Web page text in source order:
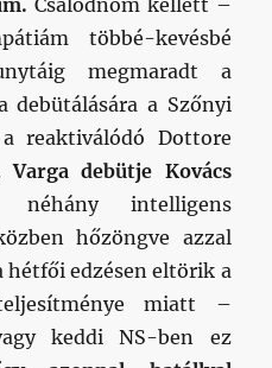
Csalódnom kellett –
többé-kevésbé
megmaradt a
debütálására a Szőnyi
reaktiválódó Dottore
Varga debütje Kovács
néhány intelligens
hőzöngve azzal
hétfői edzésen eltörik a
miatt –
keddi NS-ben ez